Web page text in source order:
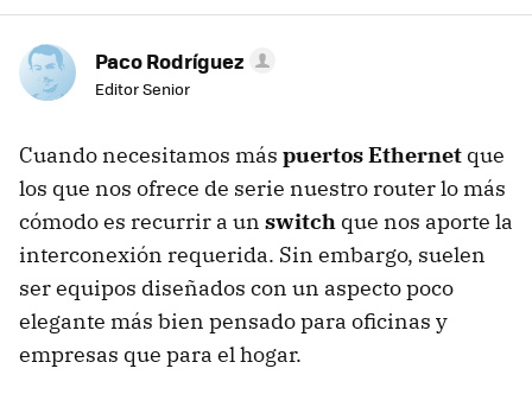
Paco Rodríguez
Editor Senior
Cuando necesitamos más puertos Ethernet que
los que nos ofrece de serie nuestro router lo más
cómodo es recurrir a un switch que nos aporte la
interconexión requerida. Sin embargo, suelen
ser equipos diseñados con un aspecto poco
elegante más bien pensado para oficinas y
empresas que para el hogar.